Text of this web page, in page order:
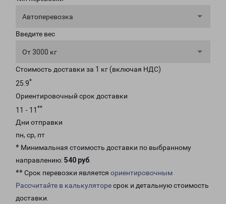
Автоперевозка
Введите вес
От 3000 кг
Стоимость доставки за 1 кг (включая НДС)
25.9*
Ориентировочный срок доставки
11 - 11 **
Дни отправки
пн, ср, пт
* Минимальная стоимость доставки по выбранному
направлению: 540 руб.
** Срок перевозки является ориентировочным
Рассчитайте в калькуляторесрок и детальную стоимость
доставки.